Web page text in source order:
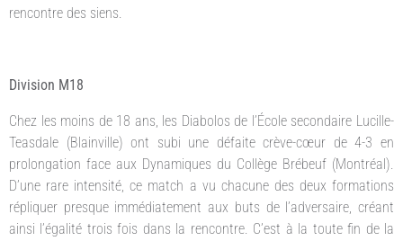
rencontre des siens.
Division M18
Chez les moins de 18 ans, les Diabolos de l’École secondaire Lucille-
Teasdale (Blainville) ont subi une défaite crève-cœur de 4-3 en
prolongation face aux Dynamiques du Collège Brébeuf (Montréal).
D’une rare intensité, ce match a vu chacune des deux formations
répliquer presque immédiatement aux buts de l’adversaire, créant
ainsi l’égalité trois fois dans la rencontre. C’est à la toute fin de la